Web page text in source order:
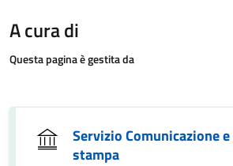
A cura di
Questa pagina è gestita da
Servizio Comunicazione
stampa